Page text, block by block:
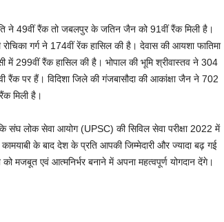
ने 49वीं रैंक तो जबलपुर के जतिन जैन को 91वीं रैंक मिली है।
गर्ग ने 174वीं रेंक हासिल की है। देवास की आयशा फातिमा
में 299वीं रैंक हासिल की है। भोपाल की भूमि श्रीवास्तव ने 304
रैंक पर हैं। विदिशा जिले की गंजबासौदा की आकांक्षा जैन ने 702
मिली है।
संघ लोक सेवा आयोग (UPSC) की सिविल सेवा परीक्षा 2022 में
के बाद देश के प्रति आपकी जिम्मेदारी और ज्यादा बढ़ गई
मजबूत एवं आत्मनिर्भर बनाने में अपना महत्वपूर्ण योगदान देंगे।